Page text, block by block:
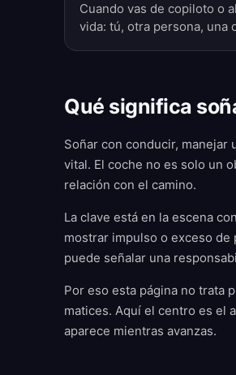
Cuando vas de copiloto o
vida: tú, otra persona, una
Qué significa
Soñar con conducir,
vital. El coche no es solo un
relación con el camino.
La clave está en la escena
mostrar impulso o exceso
puede señalar una
Por eso esta página no trata
matices. Aquí el centro es el
aparece mientras avanzas.